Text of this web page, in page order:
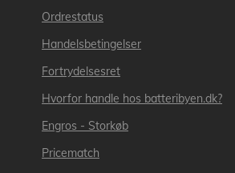
Ordrestatus
Handelsbetingelser
Fortrydelsesret
Hvorfor handle hos batteribyen.dk?
Engros - Storkøb
Pricematch